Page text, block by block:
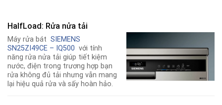
HalfLoad: Rửa nửa tải
Máy rửa bát SIEMENS
SN25ZI49CE – IQ500 với tính
năng rửa nửa tải giúp tiết kiệm
nước, điện trong trương hợp bạn
rửa không đủ tải nhưng vẫn mang
lại hiệu quả rửa và sấy hoàn hảo.